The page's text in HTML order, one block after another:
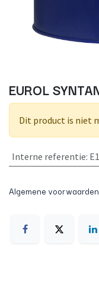
EUROL
Dit product is niet
Interne referentie:
Algemene voorwaarden